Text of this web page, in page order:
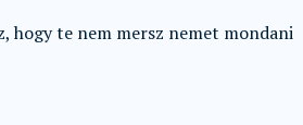
hogy te nem mersz nemet mondani